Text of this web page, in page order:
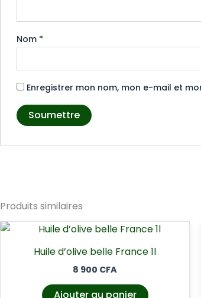
Nom *
Enregistrer mon nom, mon e-mail et
Produits similaires
Huile d’olive belle France 1l
8 900 CFA
Ajouter au panier